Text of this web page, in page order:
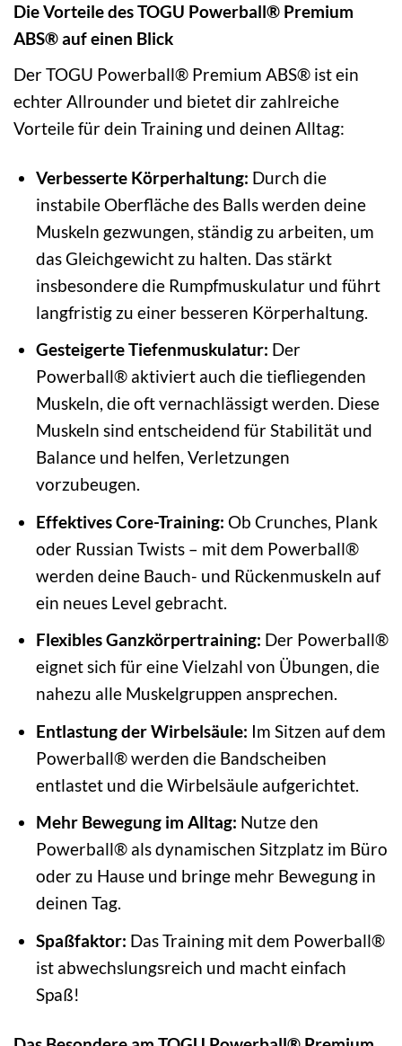
Die Vorteile des TOGU Powerball® Premium
ABS® auf einen Blick
Der TOGU Powerball® Premium ABS® ist ein
echter Allrounder und bietet dir zahlreiche
Vorteile für dein Training und deinen Alltag:
Verbesserte Körperhaltung: Durch die
instabile Oberfläche des Balls werden deine
Muskeln gezwungen, ständig zu arbeiten, um
das Gleichgewicht zu halten. Das stärkt
insbesondere die Rumpfmuskulatur und führt
langfristig zu einer besseren Körperhaltung.
Gesteigerte Tiefenmuskulatur: Der
Powerball® aktiviert auch die tiefliegenden
Muskeln, die oft vernachlässigt werden. Diese
Muskeln sind entscheidend für Stabilität und
Balance und helfen, Verletzungen
vorzubeugen.
Effektives Core-Training: Ob Crunches, Plank
oder Russian Twists – mit dem Powerball®
werden deine Bauch- und Rückenmuskeln auf
ein neues Level gebracht.
Flexibles Ganzkörpertraining: Der Powerball®
eignet sich für eine Vielzahl von Übungen, die
nahezu alle Muskelgruppen ansprechen.
Entlastung der Wirbelsäule: Im Sitzen auf dem
Powerball® werden die Bandscheiben
entlastet und die Wirbelsäule aufgerichtet.
Mehr Bewegung im Alltag: Nutze den
Powerball® als dynamischen Sitzplatz im Büro
oder zu Hause und bringe mehr Bewegung in
deinen Tag.
Spaßfaktor: Das Training mit dem Powerball®
ist abwechslungsreich und macht einfach
Spaß!